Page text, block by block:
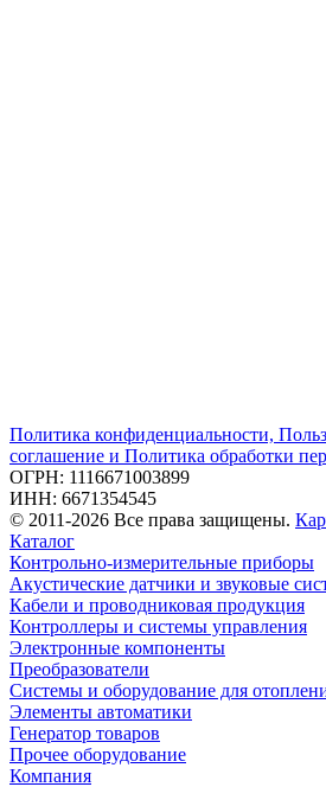
Политика конфиденциальности,
соглашение и Политика обработки
ОГРН: 1116671003899
ИНН: 6671354545
© 2011-2026 Все права защищены.
Каталог
Контрольно-измерительные приборы
Акустические датчики и звуковые
Кабели и проводниковая продукция
Контроллеры и системы управления
Электронные компоненты
Преобразователи
Системы и оборудование для
Элементы автоматики
Генератор товаров
Прочее оборудование
Компания